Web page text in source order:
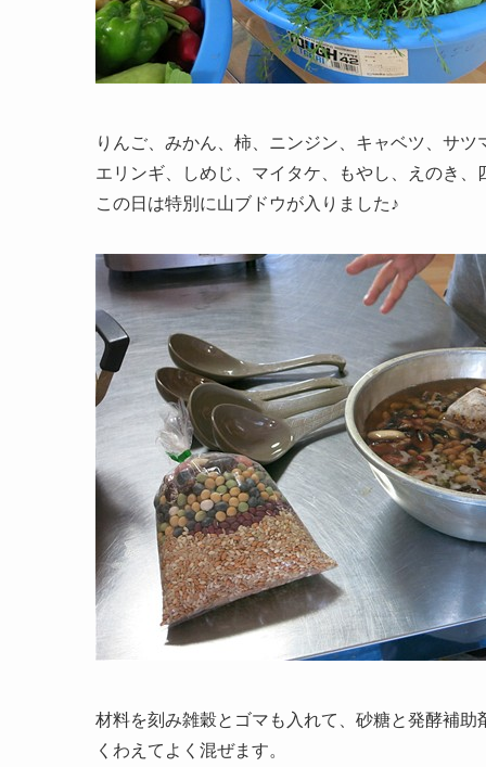
りんご、みかん、柿、ニンジン、キャベツ、サツ
エリンギ、しめじ、マイタケ、もやし、えのき、
この日は特別に山ブドウが入りました♪
材料を刻み雑穀とゴマも入れて、砂糖と発酵補助
くわえてよく混ぜます。